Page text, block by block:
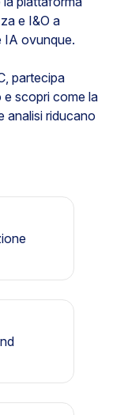
e I&O a
IA ovunque.
partecipa
e scopri come la
analisi riducano